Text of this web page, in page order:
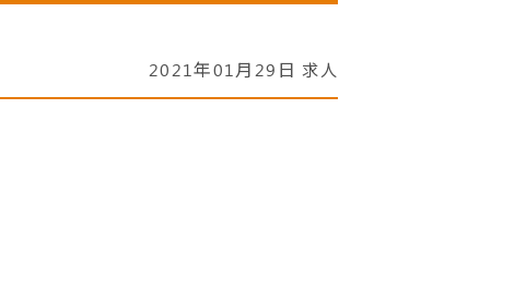
2021年01月29日 求人